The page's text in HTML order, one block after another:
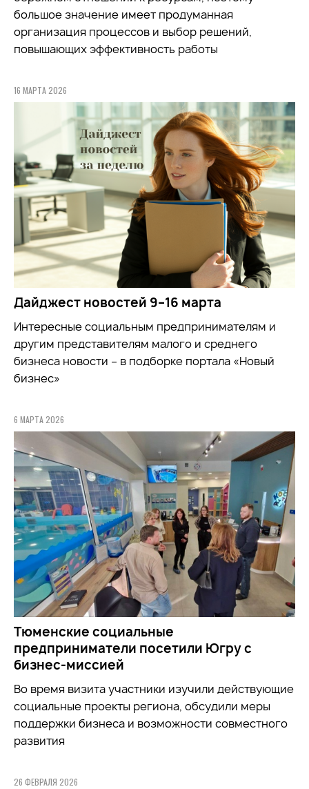
большое значение имеет продуманная
организация процессов и выбор решений,
повышающих эффективность работы
16 МАРТА 2026
Дайджест новостей 9–16 марта
Интересные социальным предпринимателям и
другим представителям малого и среднего
бизнеса новости – в подборке портала «Новый
бизнес»
6 МАРТА 2026
Тюменские социальные
предприниматели посетили Югру с
бизнес-миссией
Во время визита участники изучили действующие
социальные проекты региона, обсудили меры
поддержки бизнеса и возможности совместного
развития
26 ФЕВРАЛЯ 2026